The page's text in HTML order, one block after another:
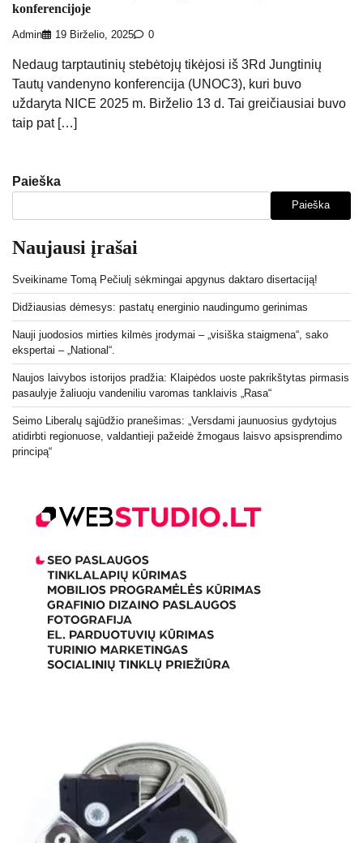
konferencijoje
Admin 19 Birželio, 2025 0
Nedaug tarptautinių stebėtojų tikėjosi iš 3Rd Jungtinių
Tautų vandenyno konferencija (UNOC3), kuri buvo
uždaryta NICE 2025 m. Birželio 13 d. Tai greičiausiai buvo
taip pat […]
Paieška
Paieška
Naujausi įrašai
Sveikiname Tomą Pečiulį sėkmingai apgynus daktaro disertaciją!
Didžiausias dėmesys: pastatų energinio naudingumo gerinimas
Nauji juodosios mirties kilmės įrodymai – „visiška staigmena“, sako
ekspertai – „National“.
Naujos laivybos istorijos pradžia: Klaipėdos uoste pakrikštytas pirmasis
pasaulyje žaliuoju vandeniliu varomas tanklaivis „Rasa“
Seimo Liberalų sąjūdžio pranešimas: „Versdami jaunuosius gydytojus
atidirbti regionuose, valdantieji pažeidė žmogaus laisvo apsisprendimo
principą“